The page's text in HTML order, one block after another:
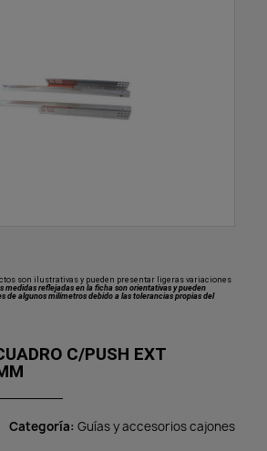
son ilustrativas y pueden presentar ligeras variaciones
medidas reflejadas en la ficha son orientativas y pueden
de algunos milímetros debido a las tolerancias propias del
C/PUSH EXT
Categoría Guías y accesorios cajones